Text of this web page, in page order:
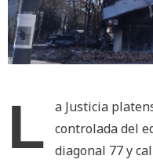
L
a Justicia
controlada del
diagonal 77 y